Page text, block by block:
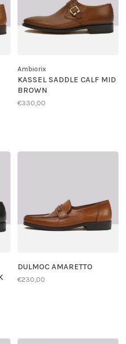
Ambiorix
KASSEL SADDLE CALF MID
BROWN
€330,00
DULMOC AMARETTO
€230,00